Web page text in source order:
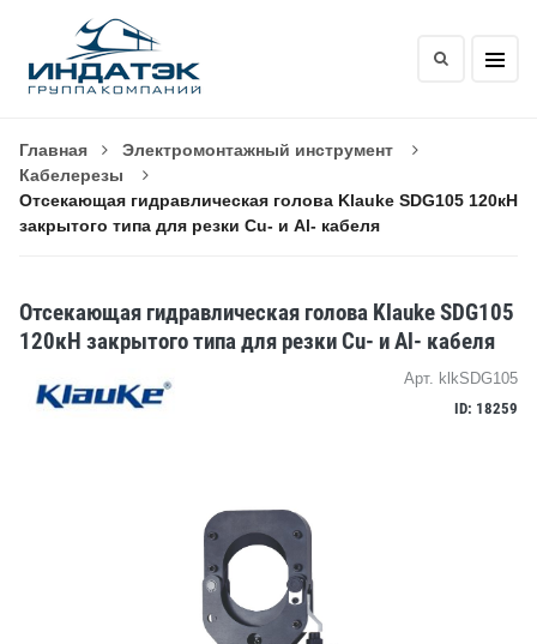
Главная
Электромонтажный инструмент
Кабелерезы
Отсекающая гидравлическая голова Klauke SDG105 120кН
закрытого типа для резки Cu- и Al- кабеля
Отсекающая гидравлическая голова Klauke SDG105
120кН закрытого типа для резки Cu- и Al- кабеля
Арт. klkSDG105
ID: 18259